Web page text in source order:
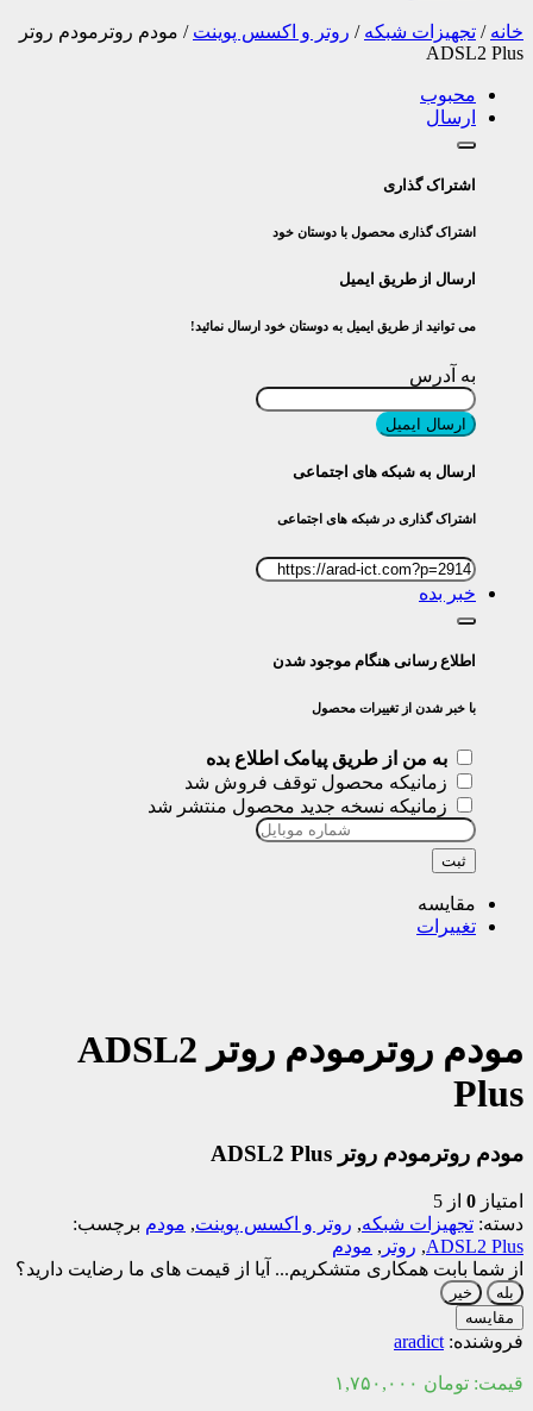
خانه / تجهیزات شبکه / روتر و اکسس پوینت / مودم روترمودم روتر
ADSL2 Plus
محبوب
ارسال
اشتراک گذاری
اشتراک گذاری محصول با دوستان خود
ارسال از طریق ایمیل
می توانید از طریق ایمیل به دوستان خود ارسال نمائید!
به آدرس
ارسال ایمیل
ارسال به شبکه های اجتماعی
اشتراک گذاری در شبکه های اجتماعی
خبر بده
اطلاع رسانی هنگام موجود شدن
با خبر شدن از تغییرات محصول
به من از طریق پیامک اطلاع بده
زمانیکه محصول توقف فروش شد
زمانیکه نسخه جدید محصول منتشر شد
ثبت
مقایسه
تغییرات
مودم روترمودم روتر ADSL2
Plus
مودم روترمودم روتر ADSL2 Plus
امتیاز 0 از 5
دسته: تجهیزات شبکه, روتر و اکسس پوینت, مودم برچسب:
ADSL2 Plus
, روتر , مودم
از شما بابت همکاری متشکریم... آیا از قیمت های ما رضایت دارید؟
بله
خیر
مقایسه
فروشنده: aradict
قیمت: تومان